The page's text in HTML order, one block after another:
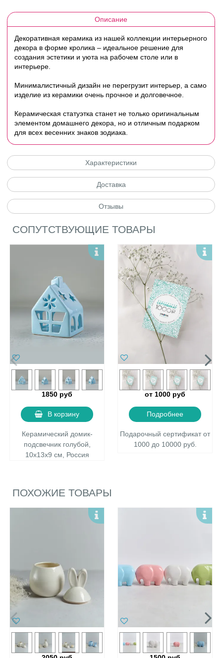
Описание
Декоративная керамика из нашей коллекции интерьерного
декора в форме кролика – идеальное решение для
создания эстетики и уюта на рабочем столе или в
интерьере.
Минималистичный дизайн не перегрузит интерьер, а само
изделие из керамики очень прочное и долговечное.
Керамическая статуэтка станет не только оригинальным
элементом домашнего декора, но и отличным подарком
для всех весенних знаков зодиака.
Характеристики
Доставка
Отзывы
СОПУТСТВУЮЩИЕ ТОВАРЫ
1850 руб
В корзину
Керамический домик-
подсвечник голубой,
10х13х9 см, Россия
от 1000 руб
Подробнее
Подарочный сертификат от
1000 до 10000 руб.
ПОХОЖИЕ ТОВАРЫ